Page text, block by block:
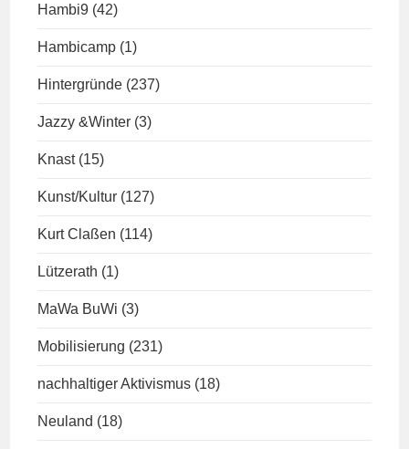
Hambi9 (42)
Hambicamp (1)
Hintergründe (237)
Jazzy &Winter (3)
Knast (15)
Kunst/Kultur (127)
Kurt Claßen (114)
Lützerath (1)
MaWa BuWi (3)
Mobilisierung (231)
nachhaltiger Aktivismus (18)
Neuland (18)